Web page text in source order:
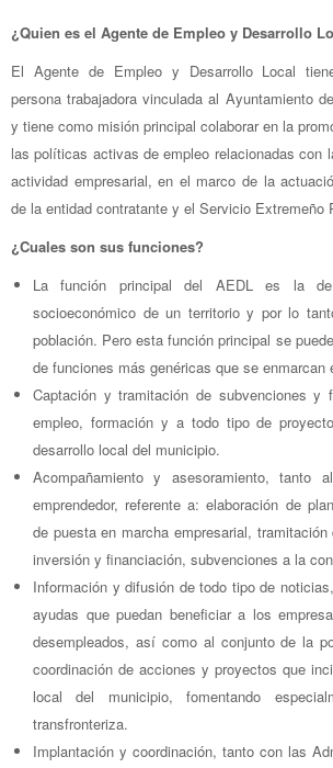
¿Quien es el Agente de Empleo y Desarrollo
El Agente de Empleo y Desarrollo Local
persona trabajadora vinculada al Ayuntamiento
y tiene como misión principal colaborar en la
las políticas activas de empleo relacionadas con
actividad empresarial, en el marco de la
de la entidad contratante y el Servicio Extremeño
¿Cuales son sus funciones?
La función principal del AEDL es la de
socioeconómico de un territorio y por lo
población. Pero esta función principal se
de funciones más genéricas que se enmarcan
Captación y tramitación de subvenciones y
empleo, formación y a todo tipo de
desarrollo local del municipio.
Acompañamiento y asesoramiento, tanto
emprendedor, referente a: elaboración de
de puesta en marcha empresarial,
inversión y financiación, subvenciones a la
Información y difusión de todo tipo de
ayudas que puedan beneficiar a los
desempleados, así como al conjunto de la
coordinación de acciones y proyectos que
local del municipio, fomentando
transfronteriza.
Implantación y coordinación, tanto con las